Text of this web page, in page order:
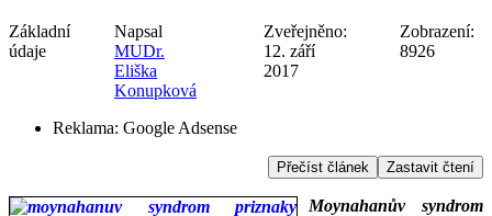
Základní
údaje
Napsal
MUDr.
Eliška
Konupková
Zveřejněno:
12. září
2017
Zobrazení:
8926
Reklama: Google Adsense
Přečíst článek Zastavit čtení
Moynahanův syndrom